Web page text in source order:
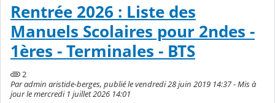
Rentrée 2026 : Liste des
Manuels Scolaires pour 2ndes -
1ères - Terminales - BTS
2
Par admin aristide-berges, publié le vendredi 28 juin 2019 14:37 - Mis à
jour le mercredi 1 juillet 2026 14:01